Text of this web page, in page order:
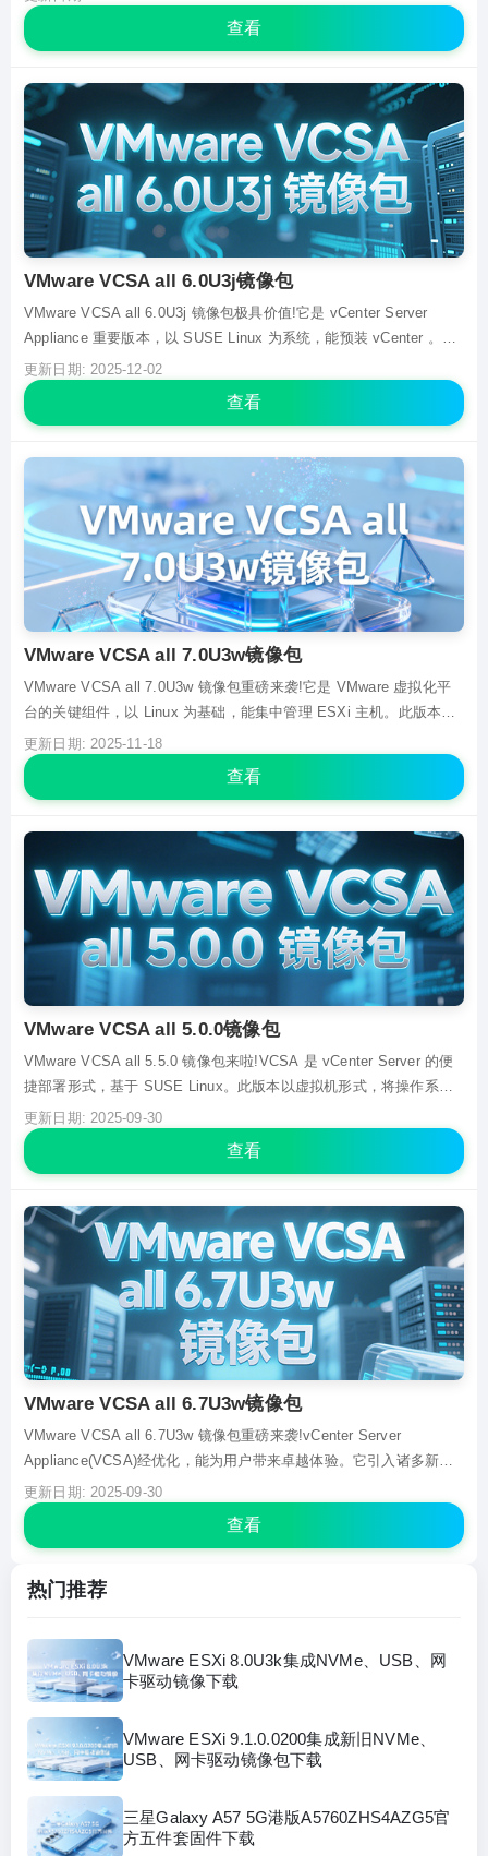
资源的集中管控，涵盖主机集群、虚拟机、存...
查看
VMware VCSA all 6.0U3j镜像包
VMware VCSA all 6.0U3j 镜像包极具价值!它是 vCenter Server
Appliance 重要版本，以 SUSE Linux 为系统，能预装 vCenter 。此
镜像包可显著减少存储占用，仅需一个虚拟磁盘。安装流程简易，仅
需少量按键与基础配置信息。其具备完整 Web 管理...
更新日期: 2025-12-02
查看
VMware VCSA all 7.0U3w镜像包
VMware VCSA all 7.0U3w 镜像包重磅来袭!它是 VMware 虚拟化平
台的关键组件，以 Linux 为基础，能集中管理 ESXi 主机。此版本支
持更多新硬件，增强了安全性，还优化了性能，可轻松整合多台服务
器，降低硬件资源消耗。镜像包不仅有标准版，还提供 Dell、HPE 等
厂商定...
更新日期: 2025-11-18
查看
VMware VCSA all 5.0.0镜像包
VMware VCSA all 5.5.0 镜像包来啦!VCSA 是 vCenter Server 的便
捷部署形式，基于 SUSE Linux。此版本以虚拟机形式，将操作系
统、应用程序及数据库等封装好，安装简便，且把 IBM DB2 换为
vpostgres，管理能力大幅提升，可轻松管理大量主机与虚...
更新日期: 2025-09-30
查看
VMware VCSA all 6.7U3w镜像包
VMware VCSA all 6.7U3w 镜像包重磅来袭!vCenter Server
Appliance(VCSA)经优化，能为用户带来卓越体验。它引入诸多新
API，让 vCenter 部署、多 vCenter 基于模板的部署更加高效，管
理、备份及恢复也变得轻松许多。通过增强链接模式下嵌入平...
更新日期: 2025-09-30
查看
热门推荐
VMware ESXi 8.0U3k集成NVMe、USB、网
卡驱动镜像下载
VMware ESXi 9.1.0.0200集成新旧NVMe、
USB、网卡驱动镜像包下载
三星Galaxy A57 5G港版A5760ZHS4AZG5官
方五件套固件下载